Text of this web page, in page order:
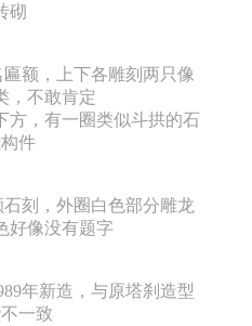
砌
额，上下各雕刻两只像
，不敢肯定
方，有一圈类似斗拱的石
件
刻，外圈白色部分雕龙
好像没有题字
年新造，与原塔刹造型
一致